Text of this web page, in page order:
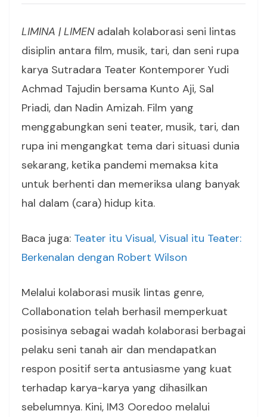
LIMINA | LIMENadalah kolaborasi seni lintas
disiplin antara film, musik, tari, dan seni rupa
karya Sutradara Teater Kontemporer Yudi
Achmad Tajudin bersama Kunto Aji, Sal
Priadi, dan Nadin Amizah. Film yang
menggabungkan seni teater, musik, tari, dan
rupa ini mengangkat tema dari situasi dunia
sekarang, ketika pandemi memaksa kita
untuk berhenti dan memeriksa ulang banyak
hal dalam (cara) hidup kita.
Baca juga: Teater itu Visual, Visual itu Teater:
Berkenalan dengan Robert Wilson
Melalui kolaborasi musik lintas genre,
Collabonation telah berhasil memperkuat
posisinya sebagai wadah kolaborasi berbagai
pelaku seni tanah air dan mendapatkan
respon positif serta antusiasme yang kuat
terhadap karya-karya yang dihasilkan
sebelumnya. Kini, IM3 Ooredoo melalui